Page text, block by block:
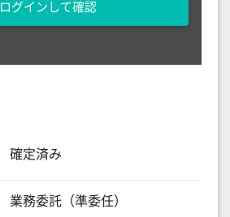
ログインして確認
確定済み
業務委託（準委任）